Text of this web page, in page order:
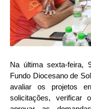
Na última sexta-feira,
Fundo Diocesano de
avaliar os projetos
solicitações, verificar